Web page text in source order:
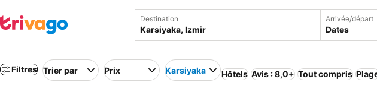
Destination Arrivée/départ
Dates
Filtres Trier par Prix Karsiyaka Hôtels Avis : 8,0+ Tout compris